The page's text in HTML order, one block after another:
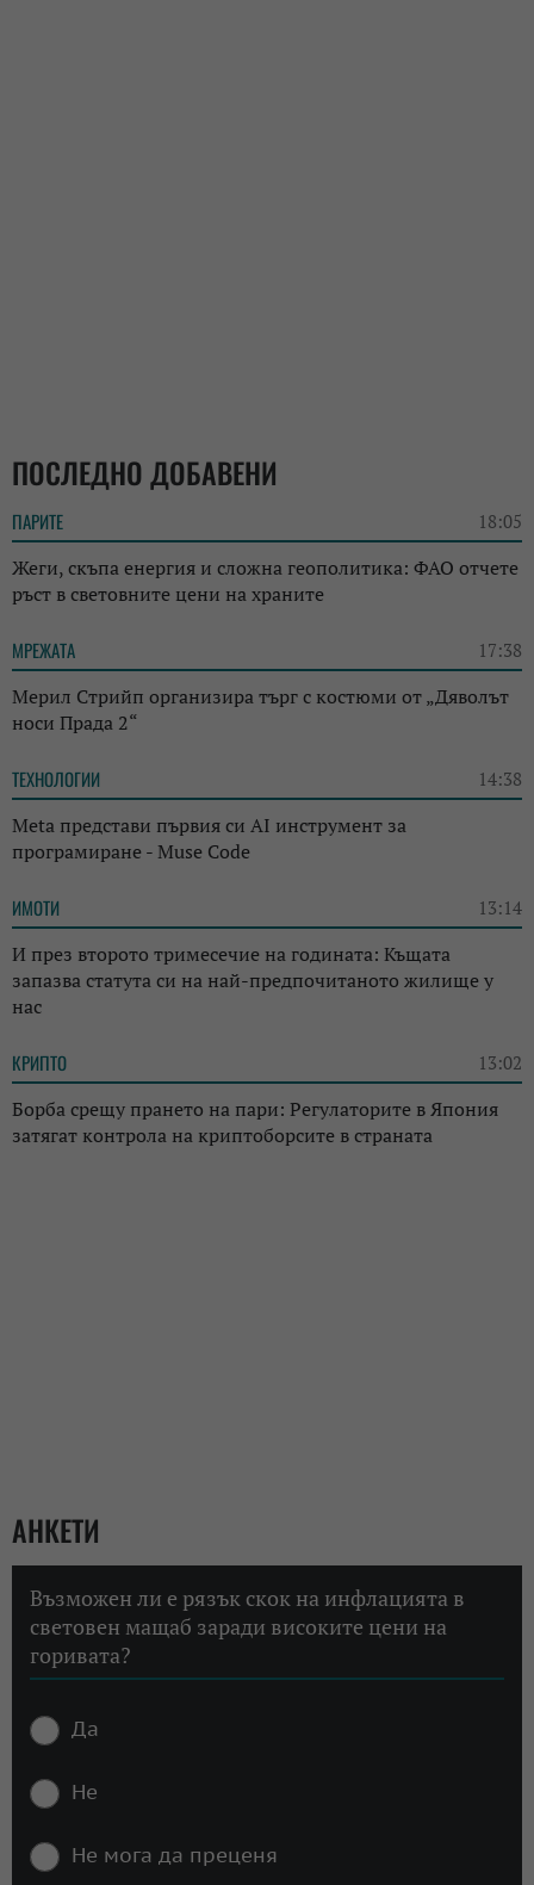
ПОСЛЕДНО ДОБАВЕНИ
ПАРИТЕ 18:05
Жеги, скъпа енергия и сложна геополитика: ФАО отчете
ръст в световните цени на храните
МРЕЖАТА 17:38
Мерил Стрийп организира търг с костюми от „Дяволът
носи Прада 2“
ТЕХНОЛОГИИ 14:38
Meta представи първия си AI инструмент за
програмиране - Muse Code
ИМОТИ 13:14
И през второто тримесечие на годината: Къщата
запазва статута си на най-предпочитаното жилище у
нас
КРИПТО 13:02
Борба срещу прането на пари: Регулаторите в Япония
затягат контрола на криптоборсите в страната
АНКЕТИ
Възможен ли е рязък скок на инфлацията в
световен мащаб заради високите цени на
горивата?
Да
Не
Не мога да преценя